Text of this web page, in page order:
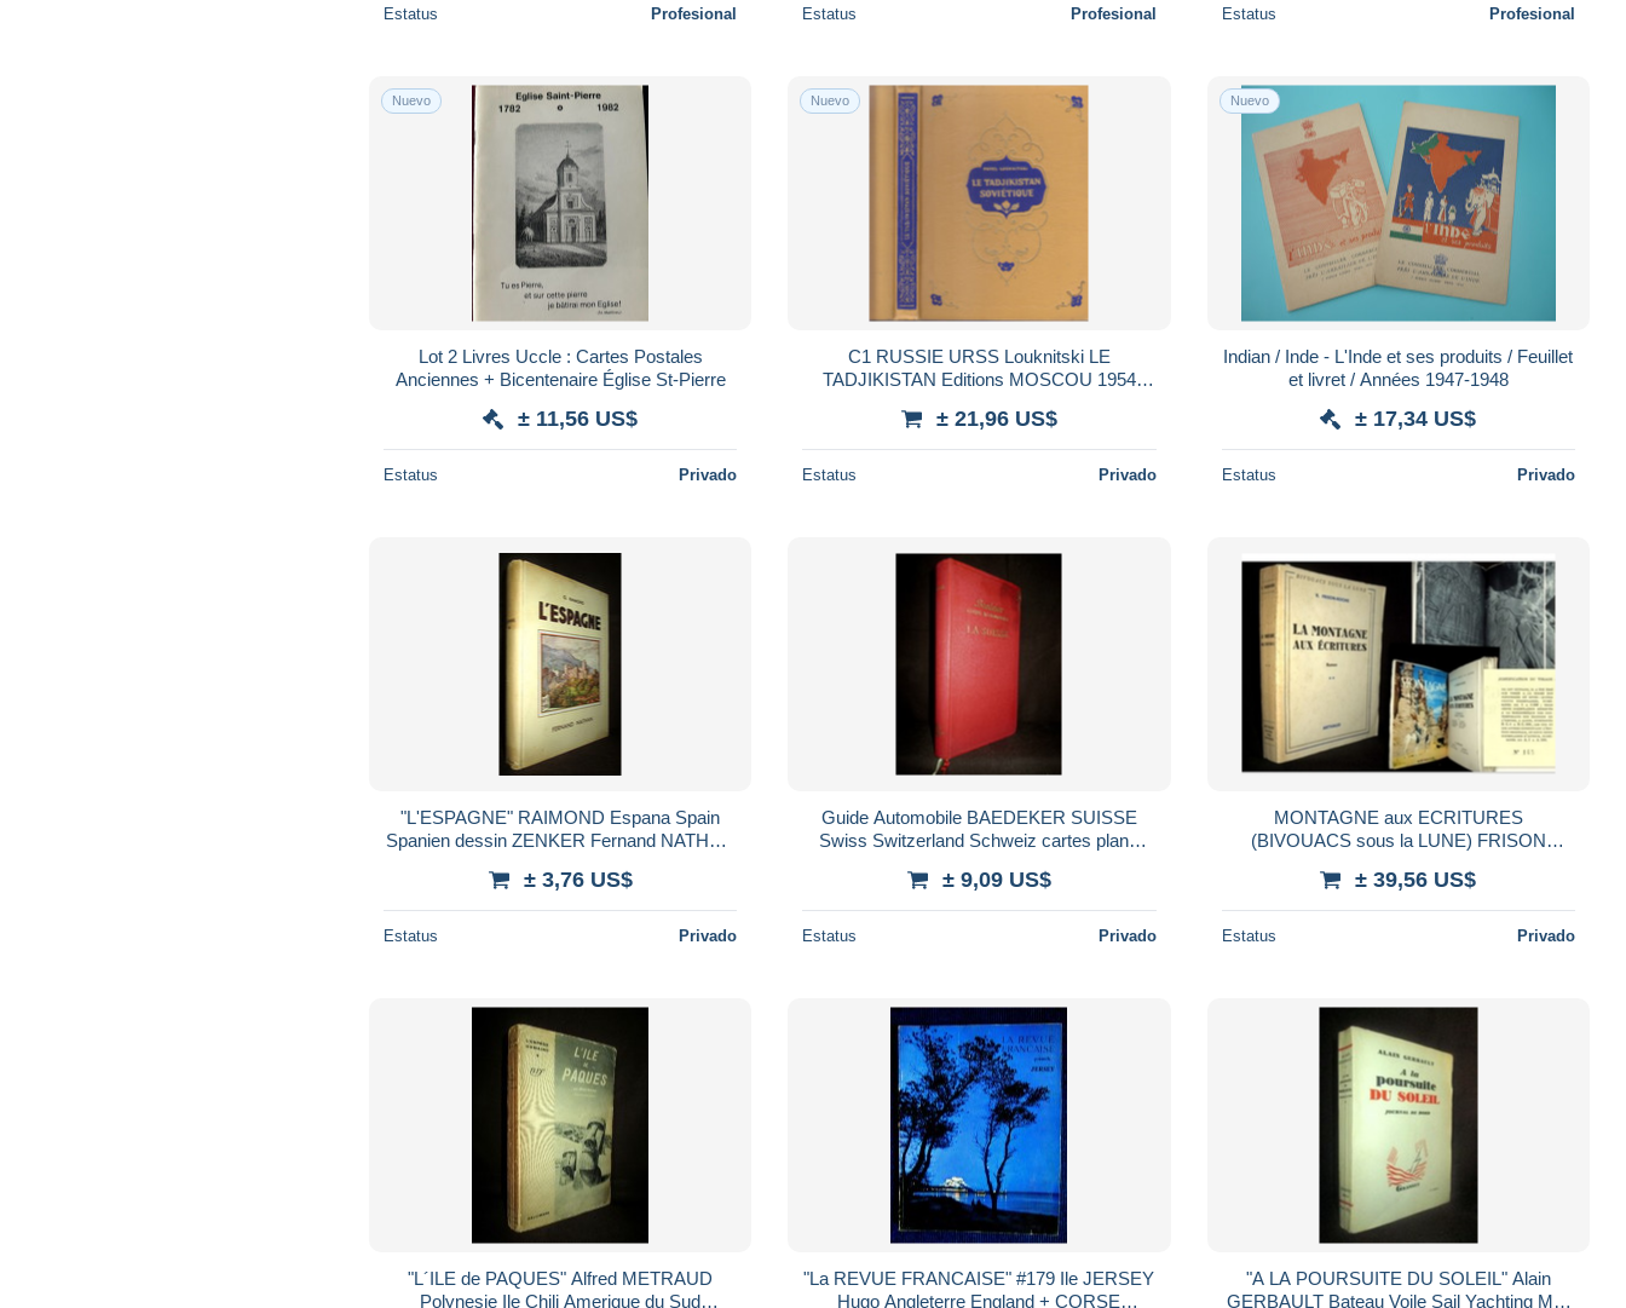
Estatus Profesional Estatus Profesional Estatus Profesional
Nuevo
Lot 2 Livres Uccle : Cartes Postales
Anciennes + Bicentenaire Église St-Pierre
± 11,56 US$
Estatus Privado
Nuevo
C1 RUSSIE URSS Louknitski LE
TADJIKISTAN Editions MOSCOU 1954
± 21,96 US$
Estatus Privado
Nuevo
Indian / Inde - L'Inde et ses produits / Feuillet
et livret / Années 1947-1948
± 17,34 US$
Estatus Privado
"L'ESPAGNE" RAIMOND Espana Spain
Spanien dessin ZENKER Fernand NATHAN
± 3,76 US$
Estatus Privado
Guide Automobile BAEDEKER SUISSE
Swiss Switzerland Schweiz cartes plans
± 9,09 US$
Estatus Privado
MONTAGNE aux ECRITURES
(BIVOUACS sous la LUNE) FRISON
Africa Niger EO num. 1952 rare
± 39,56 US$
Estatus Privado
"L´ILE de PAQUES" Alfred METRAUD
Polynesie Ile Chili Amerique du Sud
"La REVUE FRANCAISE" #179 Ile JERSEY
Hugo Angleterre England + CORSE
"A LA POURSUITE DU SOLEIL" Alain
GERBAULT Bateau Voile Sail Yachting Mer